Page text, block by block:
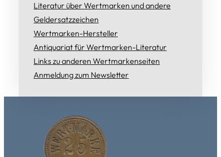
Literatur über Wertmarken und andere
Geldersatzzeichen
Wertmarken-Hersteller
Antiquariat für Wertmarken-Literatur
Links zu anderen Wertmarkenseiten
Anmeldung zum Newsletter